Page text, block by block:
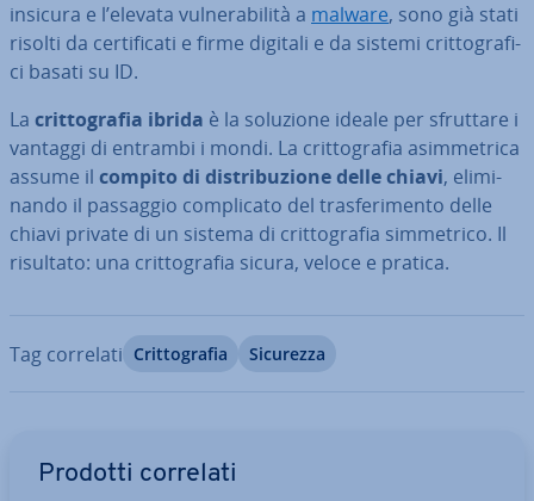
insicura e l’elevata vul­ne­ra­bi­li­tà a malware, sono già stati
risolti da cer­ti­fi­ca­ti e firme digitali e da sistemi crit­to­gra­fi­
ci basati su ID.
La crit­to­gra­fia ibrida è la soluzione ideale per sfruttare i
vantaggi di entrambi i mondi. La crit­to­gra­fia asim­me­tri­ca
assume il compito di di­stri­bu­zio­ne delle chiavi, eli­mi­
nan­do il passaggio com­pli­ca­to del tra­sfe­ri­men­to delle
chiavi private di un sistema di crit­to­gra­fia sim­me­tri­co. Il
risultato: una crit­to­gra­fia sicura, veloce e pratica.
Tag correlati Crit­to­gra­fia Sicurezza
Prodotti correlati